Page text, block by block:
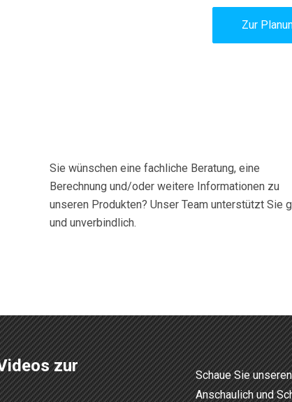
Zur
Sie wünschen eine fachliche Beratung, eine
Berechnung und/oder weitere Informationen zu
unseren Produkten? Unser Team unterstützt Sie
und unverbindlich.
zur
Schaue Sie
Anschaulich und